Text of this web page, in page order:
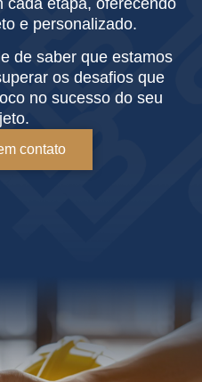
cada etapa, oferecendo
e personalizado.
de saber que estamos
os desafios que
no sucesso do seu
contato